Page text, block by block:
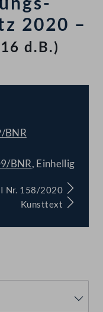
2020 –
d.B.)
BNR
BNR, Einhellig
Nr. 158/2020
Kunsttext